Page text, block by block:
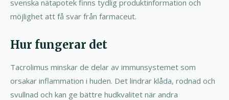
svenska nätapotek finns tydlig produktinformation och
möjlighet att få svar från farmaceut.
Hur fungerar det
Tacrolimus minskar de delar av immunsystemet som
orsakar inflammation i huden. Det lindrar klåda, rodnad och
svullnad och kan ge bättre hudkvalitet när andra